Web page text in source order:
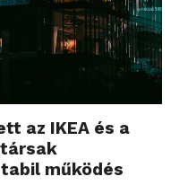
az IKEA és a
működés